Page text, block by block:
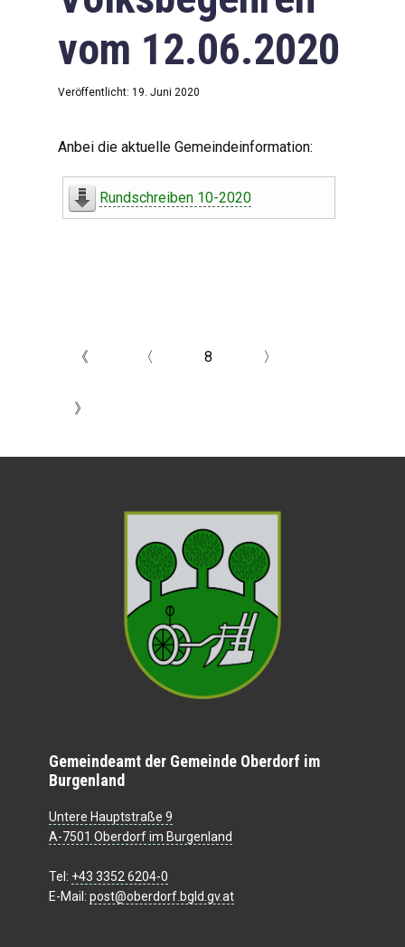
vom 12.06.2020
Veröffentlicht: 19. Juni 2020
Anbei die aktuelle Gemeindeinformation:
Rundschreiben 10-2020
《 〈 8 〉
》
Gemeindeamt der Gemeinde Oberdorf im
Burgenland
Untere Hauptstraße 9
A-7501 Oberdorf im Burgenland
Tel: +43 3352 6204-0
E-Mail: post@oberdorf.bgld.gv.at